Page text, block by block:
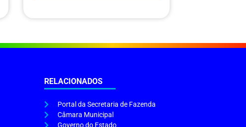
RELACIONADOS
Portal da Secretaria de Fazenda
Câmara Municipal
Governo do Estado